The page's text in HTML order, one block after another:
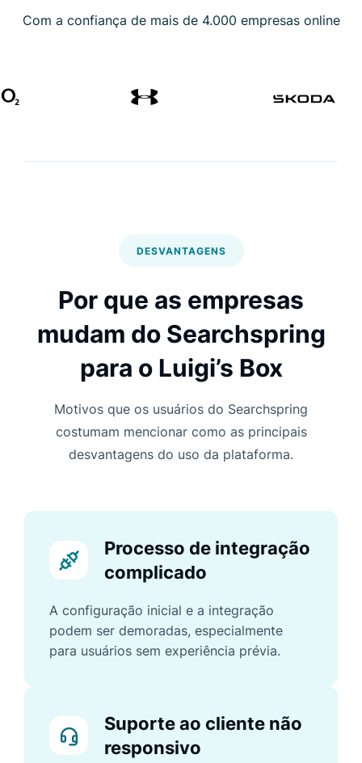
Com a confiança de mais de 4.000 empresas online
DESVANTAGENS
Por que as empresas
mudam do Searchspring
para o Luigi’s Box
Motivos que os usuários do Searchspring
costumam mencionar como as principais
desvantagens do uso da plataforma.
Processo de integração
complicado
A configuração inicial e a integração
podem ser demoradas, especialmente
para usuários sem experiência prévia.
Suporte ao cliente não
responsivo